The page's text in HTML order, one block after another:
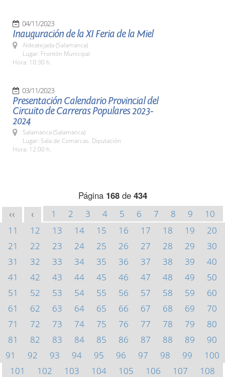
04/11/2023
Inauguración de la XI Feria de la Miel
Aldeatejada (Salamanca)
Lugar: Frontón Municipal
Hora: 10:30 h.
03/11/2023
Presentación Calendario Provincial del
Circuito de Carreras Populares 2023-
2024
Salamanca (Salamanca)
Lugar: Sala de Comarcas. Diputación
Hora: 12:00 h.
Página 168de 434
<< < 1 2 3 4 5 6 7 8 9
10
11
12 13 14 15 16 17 18 19
20
21
22 23 24 25 26 27 28 29
30
31
32 33 34 35 36 37 38 39
40
41
42 43 44 45 46 47 48 49
50
51
52 53 54 55 56 57 58 59
60
61
62 63 64 65 66 67 68 69
70
71
72 73 74 75 76 77 78 79
80
81
82 83 84 85 86 87 88 89
90
91
92 93 94 95 96 97 98 99
100
101
102 103 104 105 106 107
108